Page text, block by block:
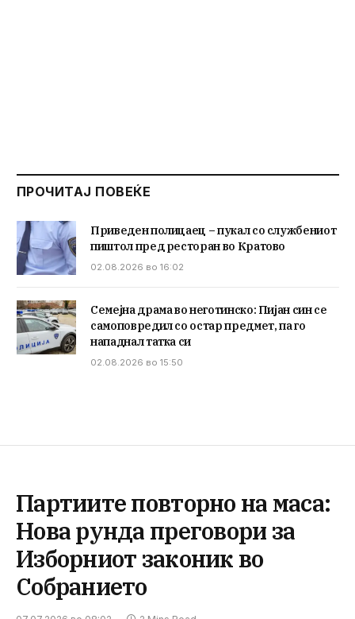
ПРОЧИТАЈ ПОВЕЌЕ
Приведен полицаец – пукал со службениот
пиштол пред ресторан во Кратово
02.08.2026 во 16:02
Семејна драма во неготинско: Пијан син се
самоповредил со остар предмет, па го
нападнал татка си
02.08.2026 во 15:50
Партиите повторно на маса:
Нова рунда преговори за
Изборниот законик во
Собранието